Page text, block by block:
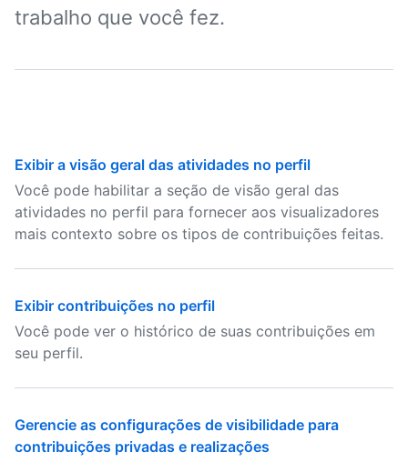
trabalho que você fez.
Exibir a visão geral das atividades no perfil
Você pode habilitar a seção de visão geral das
atividades no perfil para fornecer aos visualizadores
mais contexto sobre os tipos de contribuições feitas.
Exibir contribuições no perfil
Você pode ver o histórico de suas contribuições em
seu perfil.
Gerencie as configurações de visibilidade para
contribuições privadas e realizações